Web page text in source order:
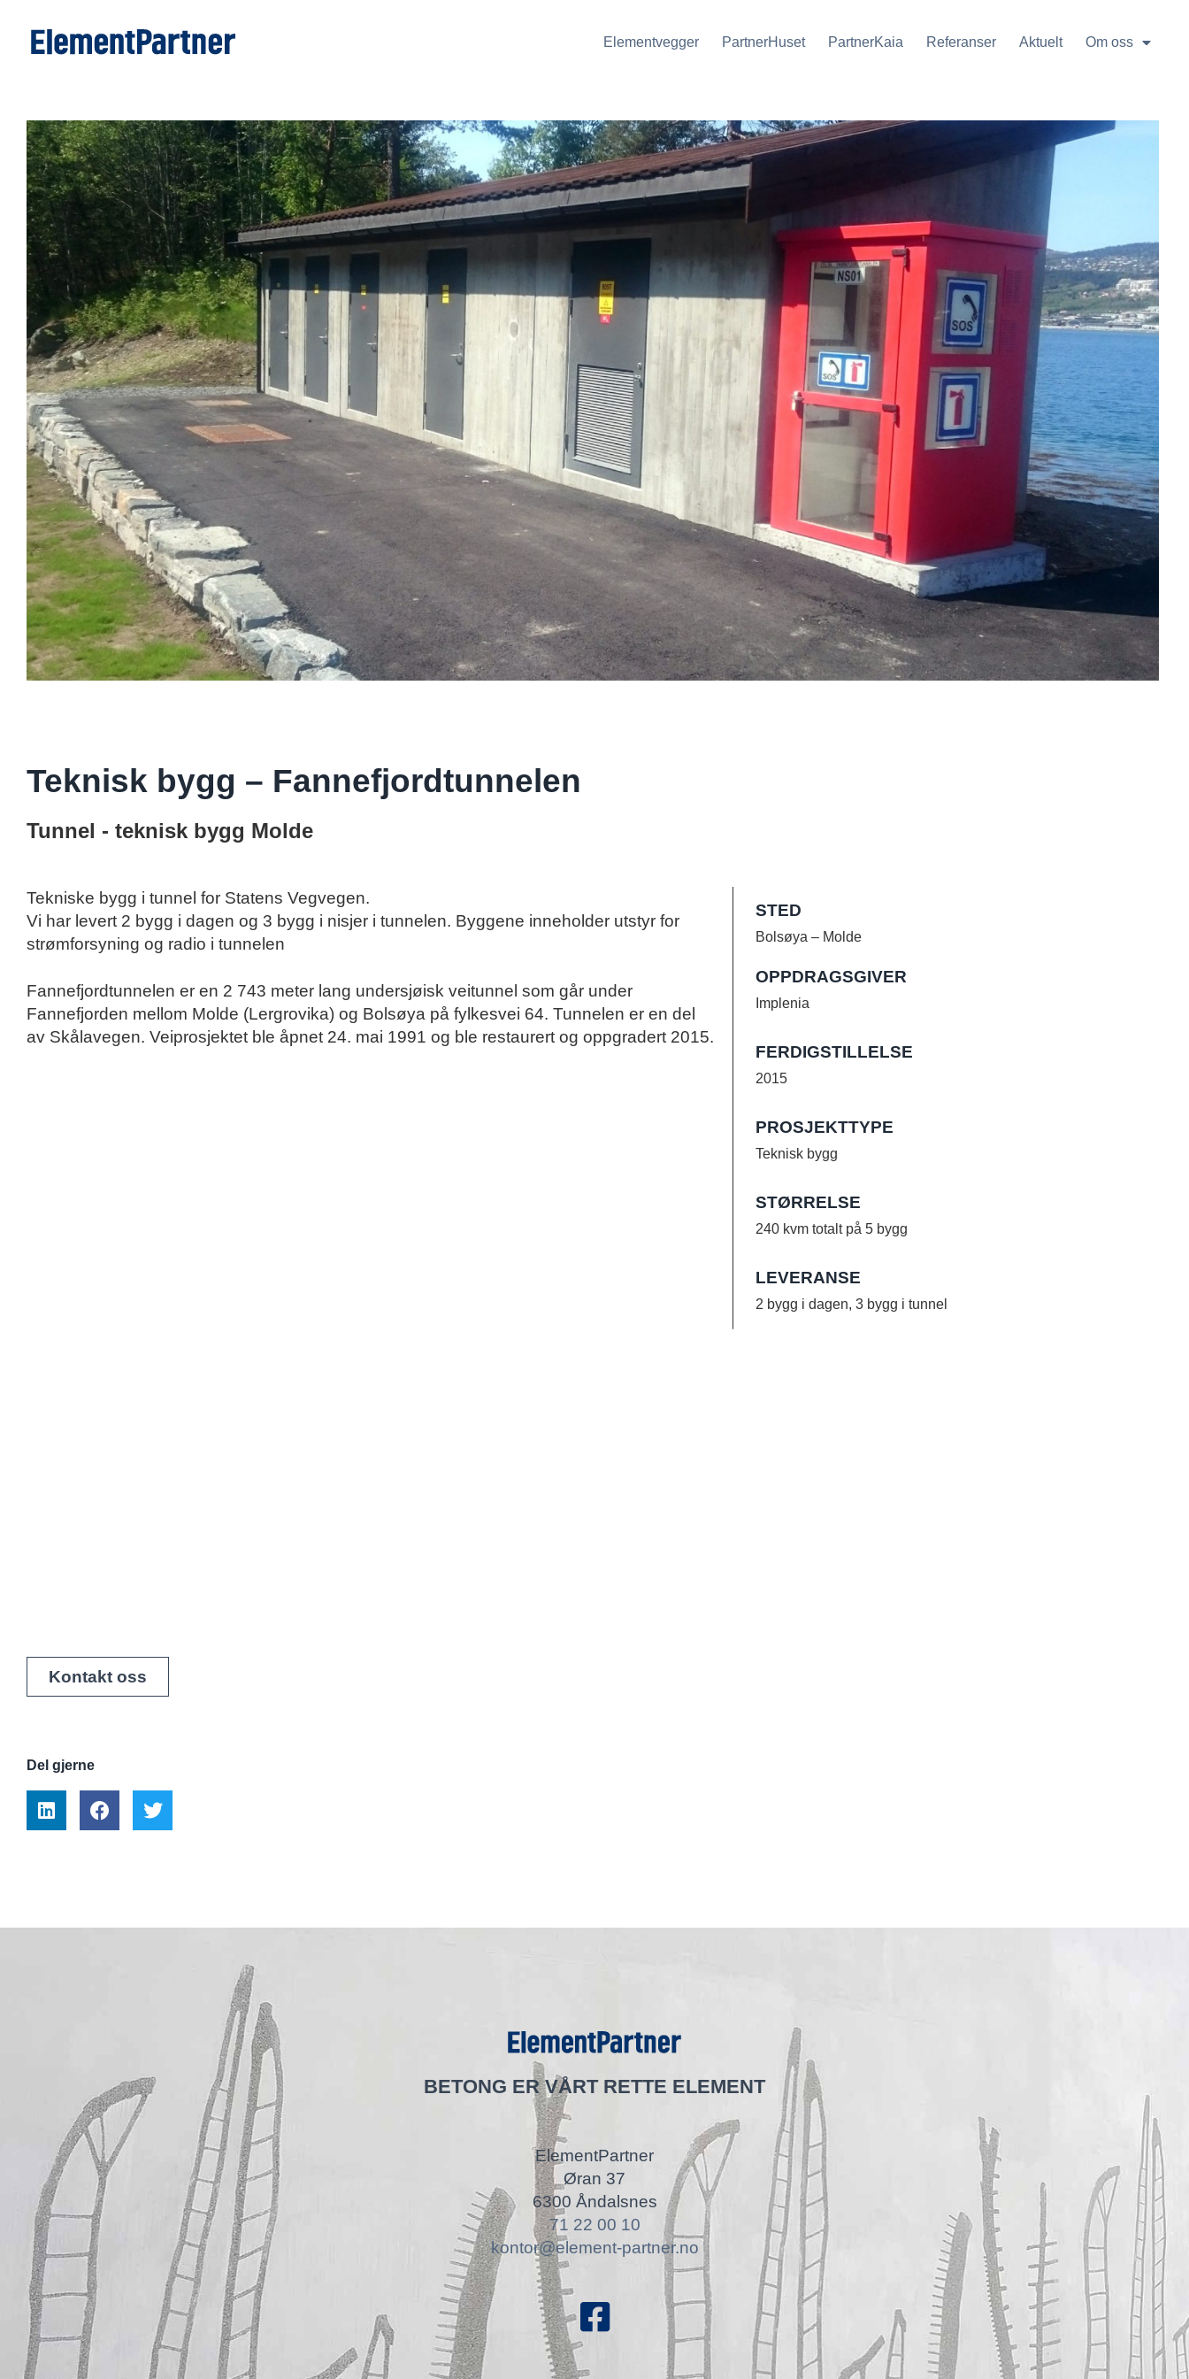
Elementvegger PartnerHuset PartnerKaia Referanser Aktuelt Om oss
Teknisk bygg – Fannefjordtunnelen
Tunnel - teknisk bygg Molde
Tekniske bygg i tunnel for Statens Vegvegen.
Vi har levert 2 bygg i dagen og 3 bygg i nisjer i tunnelen. Byggene inneholder utstyr for
strømforsyning og radio i tunnelen
Fannefjordtunnelen er en 2 743 meter lang undersjøisk veitunnel som går under
Fannefjorden mellom Molde (Lergrovika) og Bolsøya på fylkesvei 64. Tunnelen er en del
av Skålavegen. Veiprosjektet ble åpnet 24. mai 1991 og ble restaurert og oppgradert 2015.
STED
Bolsøya – Molde
OPPDRAGSGIVER
Implenia
FERDIGSTILLELSE
2015
PROSJEKTTYPE
Teknisk bygg
STØRRELSE
240 kvm totalt på 5 bygg
LEVERANSE
2 bygg i dagen, 3 bygg i tunnel
Kontakt oss
Del gjerne
BETONG ER VÅRT RETTE ELEMENT
ElementPartner
Øran 37
6300 Åndalsnes
71 22 00 10
kontor@element-partner.no